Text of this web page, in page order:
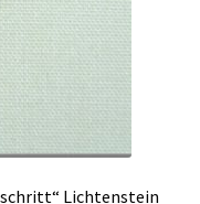
Lichtenstein